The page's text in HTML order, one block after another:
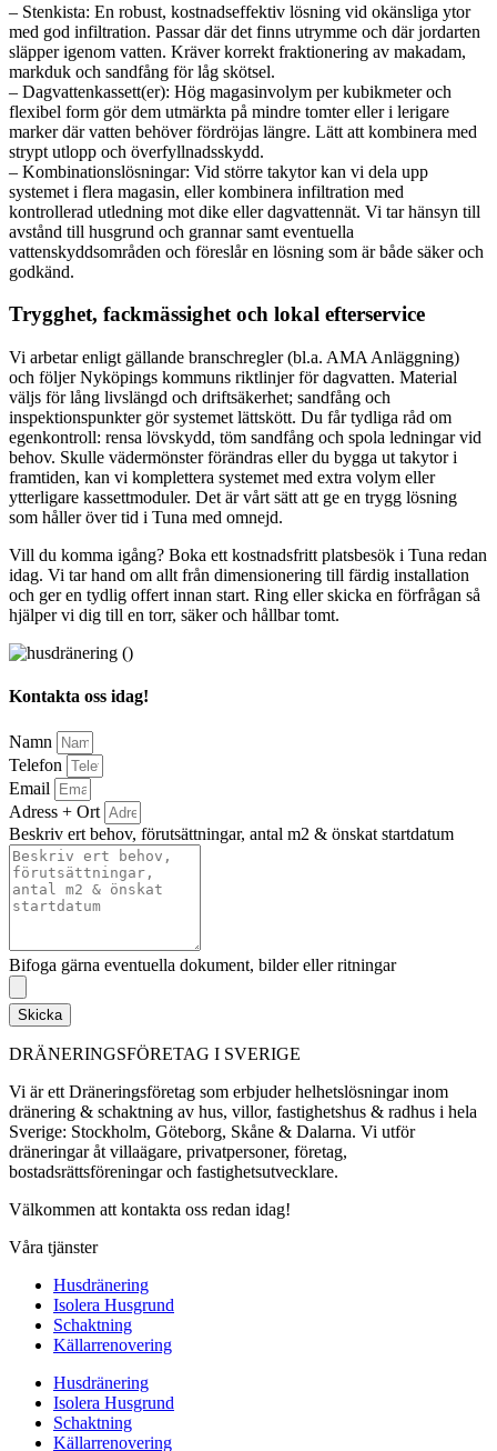
– Stenkista: En robust, kostnadseffektiv lösning vid okänsliga ytor
med god infiltration. Passar där det finns utrymme och där jordarten
släpper igenom vatten. Kräver korrekt fraktionering av makadam,
markduk och sandfång för låg skötsel.
– Dagvattenkassett(er): Hög magasinvolym per kubikmeter och
flexibel form gör dem utmärkta på mindre tomter eller i lerigare
marker där vatten behöver fördröjas längre. Lätt att kombinera med
strypt utlopp och överfyllnadsskydd.
– Kombinationslösningar: Vid större takytor kan vi dela upp
systemet i flera magasin, eller kombinera infiltration med
kontrollerad utledning mot dike eller dagvattennät. Vi tar hänsyn till
avstånd till husgrund och grannar samt eventuella
vattenskyddsområden och föreslår en lösning som är både säker och
godkänd.
Trygghet, fackmässighet och lokal efterservice
Vi arbetar enligt gällande branschregler (bl.a. AMA Anläggning)
och följer Nyköpings kommuns riktlinjer för dagvatten. Material
väljs för lång livslängd och driftsäkerhet; sandfång och
inspektionspunkter gör systemet lättskött. Du får tydliga råd om
egenkontroll: rensa lövskydd, töm sandfång och spola ledningar vid
behov. Skulle vädermönster förändras eller du bygga ut takytor i
framtiden, kan vi komplettera systemet med extra volym eller
ytterligare kassettmoduler. Det är vårt sätt att ge en trygg lösning
som håller över tid i Tuna med omnejd.
Vill du komma igång? Boka ett kostnadsfritt platsbesök i Tuna redan
idag. Vi tar hand om allt från dimensionering till färdig installation
och ger en tydlig offert innan start. Ring eller skicka en förfrågan så
hjälper vi dig till en torr, säker och hållbar tomt.
Kontakta oss idag!
Namn
Telefon
Email
Adress + Ort
Beskriv ert behov, förutsättningar, antal m2 & önskat startdatum
Bifoga gärna eventuella dokument, bilder eller ritningar
Skicka
DRÄNERINGSFÖRETAG I SVERIGE
Vi är ett Dräneringsföretag som erbjuder helhetslösningar inom
dränering & schaktning av hus, villor, fastighetshus & radhus i hela
Sverige: Stockholm, Göteborg, Skåne & Dalarna. Vi utför
dräneringar åt villaägare, privatpersoner, företag,
bostadsrättsföreningar och fastighetsutvecklare.
Välkommen att kontakta oss redan idag!
Våra tjänster
Husdränering
Isolera Husgrund
Schaktning
Källarrenovering
Husdränering
Isolera Husgrund
Schaktning
Källarrenovering